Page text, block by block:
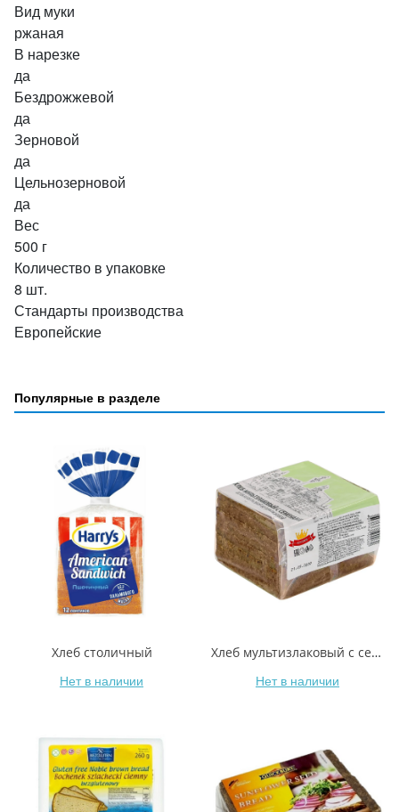
Вид муки
ржаная
В нарезке
да
Бездрожжевой
да
Зерновой
да
Цельнозерновой
да
Вес
500 г
Количество в упаковке
8 шт.
Стандарты производства
Европейские
Популярные в разделе
Хлеб столичный
Нет в наличии
Хлеб мультизлаковый с семенами, Old Town, цельнозерновой бездрожжевой
Нет в наличии